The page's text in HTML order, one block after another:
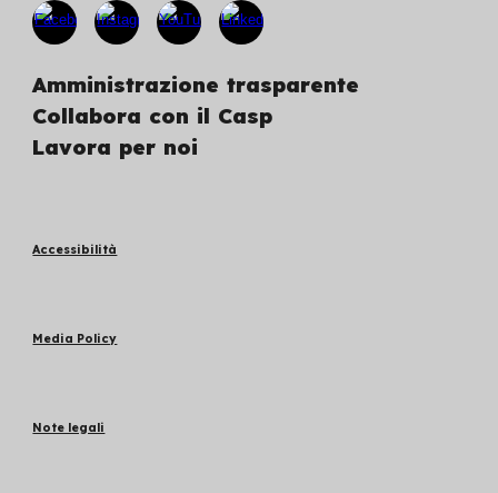
Amministrazione trasparente
Collabora con il Casp
Lavora per noi
Accessibilità
Media Policy
Note legali